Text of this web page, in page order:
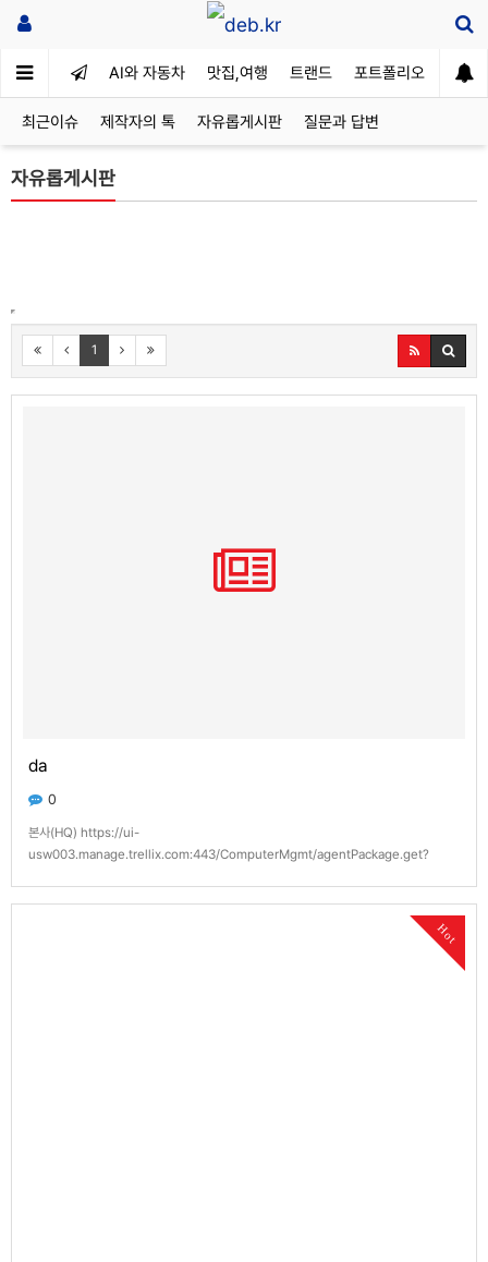
AI와 자동차 맛집,여행 트랜드 포트폴리오
최근이슈 제작자의 톡 자유롭게시판 질문과 답변
자유롭게시판
1
da
0
본사(HQ) https://ui-
usw003.manage.trellix.com:443/ComputerMgmt/agentPackage.get?
Hot